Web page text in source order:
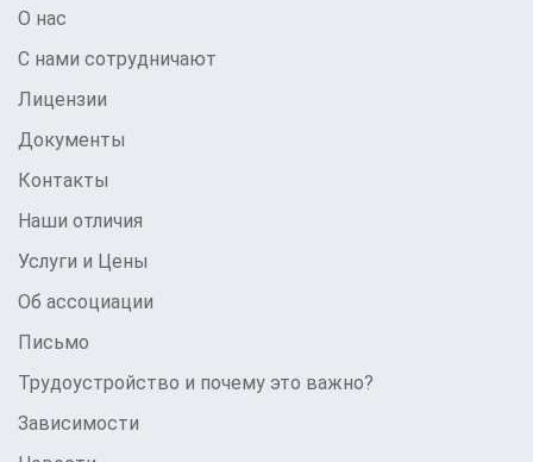
О нас
С нами сотрудничают
Лицензии
Документы
Контакты
Наши отличия
Услуги и Цены
Об ассоциации
Письмо
Трудоустройство и почему это важно?
Зависимости